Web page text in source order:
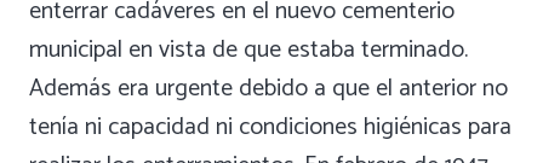
enterrar cadáveres en el nuevo cementerio
municipal en vista de que estaba terminado.
Además era urgente debido a que el anterior no
tenía ni capacidad ni condiciones higiénicas para